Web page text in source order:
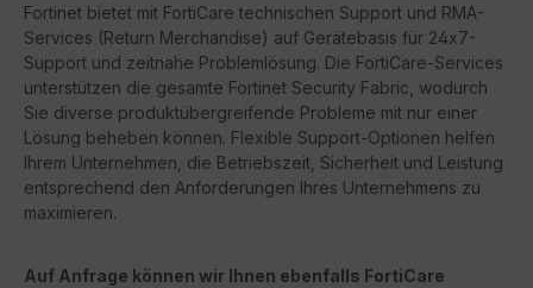
Fortinet bietet mit FortiCare technischen Support und RMA-
Services (Return Merchandise) auf Gerätebasis für 24x7-
Support und zeitnahe Problemlösung. Die FortiCare-Services
unterstützen die gesamte Fortinet Security Fabric, wodurch
Sie diverse produktübergreifende Probleme mit nur einer
Lösung beheben können. Flexible Support-Optionen helfen
Ihrem Unternehmen, die Betriebszeit, Sicherheit und Leistung
entsprechend den Anforderungen Ihres Unternehmens zu
maximieren.
Auf Anfrage können wir Ihnen ebenfalls FortiCare